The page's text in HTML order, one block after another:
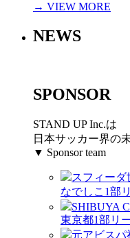
→ VIEW MORE
NEWS
SPONSOR
STAND UP Inc.は
日本サッカー界の
▼ Sponsor team
スフィーダ
なでしこ1部
SHIBUYA
東京都1部リ
元アビスパ